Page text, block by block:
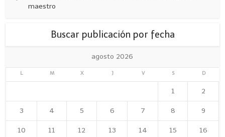
maestro
Buscar publicación por fecha
agosto 2026
L M X J V S D
1 2
3 4 5 6 7 8 9
10 11 12 13 14 15 16